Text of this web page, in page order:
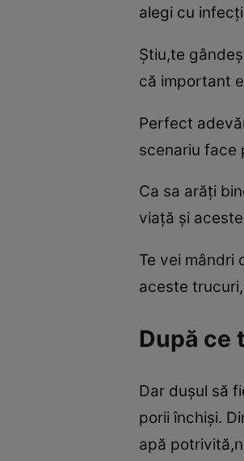
alegi cu
Ştiu,te
că important
Perfect
scenariu face
Ca sa arăţi
viaţă şi
Te vei mândri
aceste
După ce
Dar duşul să
porii închişi.
apă